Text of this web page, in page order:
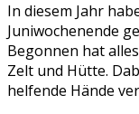
In diesem Jahr
Juniwochenende
Begonnen hat
Zelt und Hütte.
helfende Hände